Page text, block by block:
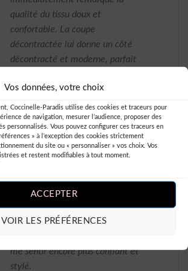
Vos données, votre choix
Coccinelle-Paradis utilise des cookies et traceurs pour
de navigation, mesurer l’audience, proposer des
personnalisés. Vous pouvez configurer ces traceurs en
» à l’exception des cookies strictement
du site ou « personnaliser » vos choix. Vos
et restent modifiables à tout moment.
ACCEPTER
VOIR LES PRÉFÉRENCES
qualité du tissu doux et
confortable. La coupe
décontractée lui donne un côté
décontracté et moderne, parfait
soit au bureau ou lors d’une soirée
entre amis. Les manches longues
apportent une touche élégante et
sophistiquée.
chemise classique, ce qui la rend
encore plus unique. J’ai reçu de
nombreux compliments chaque
me sentir encore plus confiant et
stylé.